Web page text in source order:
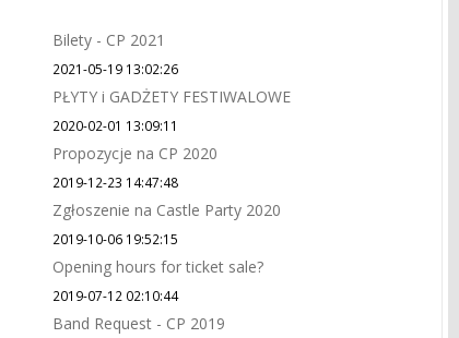
Bilety - CP 2021
2021-05-19 13:02:26
PŁYTY i GADŻETY FESTIWALOWE
2020-02-01 13:09:11
Propozycje na CP 2020
2019-12-23 14:47:48
Zgłoszenie na Castle Party 2020
2019-10-06 19:52:15
Opening hours for ticket sale?
2019-07-12 02:10:44
Band Request - CP 2019